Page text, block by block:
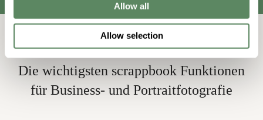
Allow all
Allow selection
Die wichtigsten scrappbook Funktionen
für Business- und Portraitfotografie